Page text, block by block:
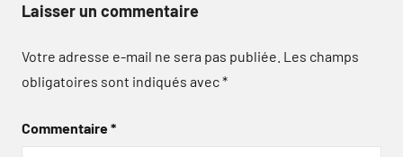
Laisser un commentaire
Votre adresse e-mail ne sera pas publiée. Les champs
obligatoires sont indiqués avec*
Commentaire*